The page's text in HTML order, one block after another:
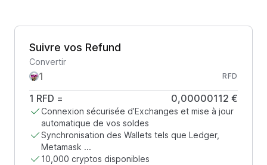
Suivre vos Refund
Convertir
RFD
1 RFD = 0,00000112 €
Connexion sécurisée d’Exchanges et mise à jour
automatique de vos soldes
Synchronisation des Wallets tels que Ledger,
Metamask ...
10,000 cryptos disponibles